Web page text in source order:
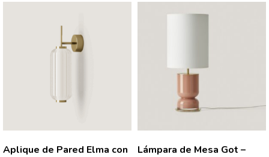
Aplique de Pared Elma con
Lámpara de Mesa Got –